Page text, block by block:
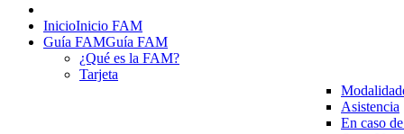
InicioInicio FAM
Guía FAMGuía FAM
¿Qué es la FAM?
Tarjeta
Asistencia
En caso